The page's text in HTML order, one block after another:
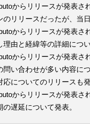
からリリースが発表さ
のリリースだったが、当
からリリースが発表さ
由と経緯等の詳細につい
からリリースが発表さ
い合わせが多い内容につ
応についてのリリースも発
からリリースが発表さ
遅延について発表。